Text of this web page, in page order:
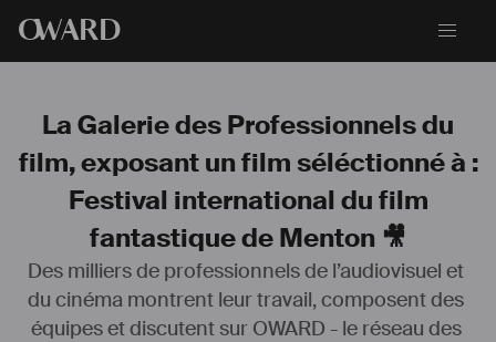
OWARD
La Galerie des Professionnels du
film, exposant un film séléctionné à :
Festival international du film
fantastique de Menton 🎥
Des milliers de professionnels de l’audiovisuel et
du cinéma montrent leur travail, composent des
équipes et discutent sur OWARD - le réseau des